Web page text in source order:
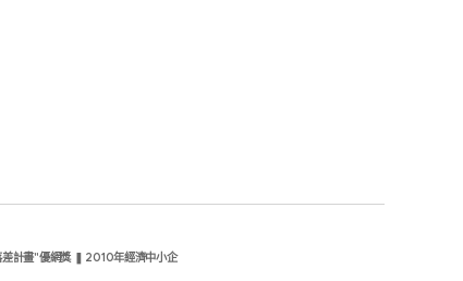
差計畫"優網獎 ❚ 2010年經濟中小企